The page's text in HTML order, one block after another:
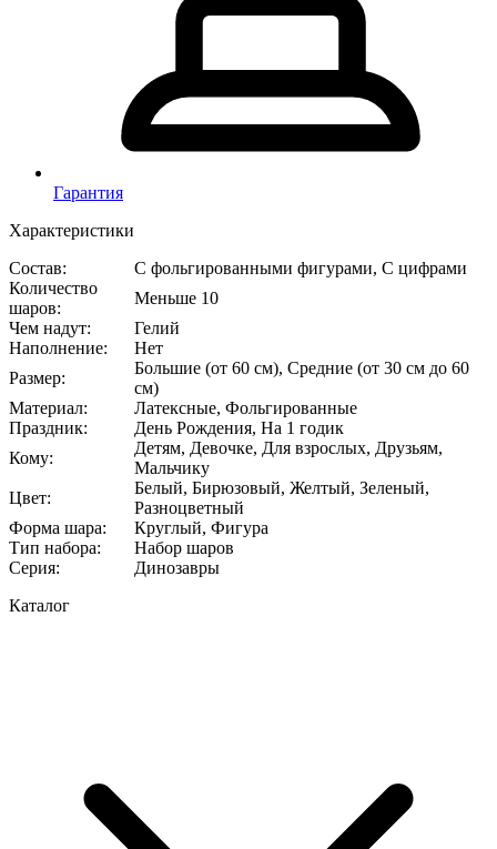
Гарантия
Характеристики
Состав:
С фольгированными фигурами, С цифрами
Количество
шаров:
Меньше 10
Чем надут:
Гелий
Наполнение:
Нет
Размер:
Большие (от 60 см), Средние (от 30 см до 60
см)
Материал:
Латексные, Фольгированные
Праздник:
День Рождения, На 1 годик
Кому:
Детям, Девочке, Для взрослых, Друзьям,
Мальчику
Цвет:
Белый, Бирюзовый, Желтый, Зеленый,
Разноцветный
Форма шара:
Круглый, Фигура
Тип набора:
Набор шаров
Серия:
Динозавры
Каталог